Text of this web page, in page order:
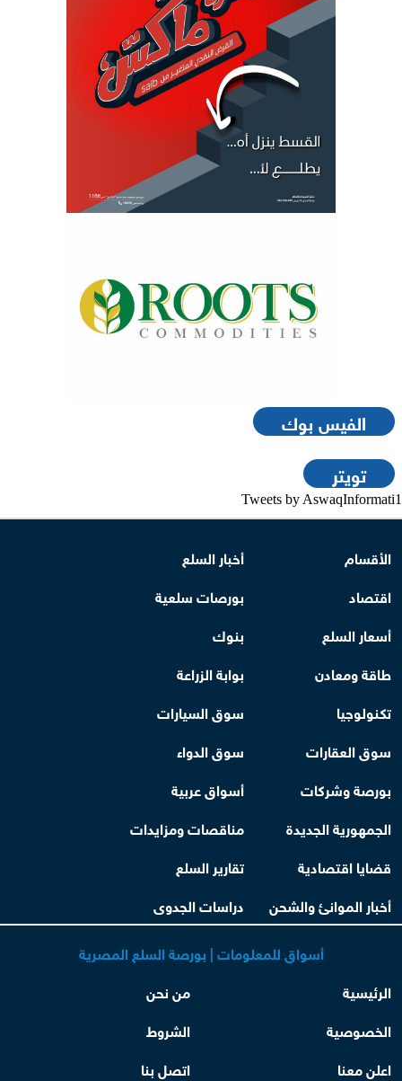
الفيس بوك
تويتر
Tweets by AswaqInformati1
الأقسام
أخبار السلع
اقتصاد
بورصات سلعية
أسعار السلع
بنوك
طاقة ومعادن
بوابة الزراعة
تكنولوجيا
سوق السيارات
سوق العقارات
سوق الدواء
بورصة وشركات
أسواق عربية
الجمهورية الجديدة
مناقصات ومزايدات
قضايا اقتصادية
تقارير السلع
أخبار الموانئ والشحن
دراسات الجدوى
أسواق للمعلومات | بورصة السلع المصرية
الرئيسية
من نحن
الخصوصية
الشروط
اعلن معنا
اتصل بنا